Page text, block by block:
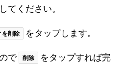
てください。
を削除 をタップします。
で 削除
をタップすれば完